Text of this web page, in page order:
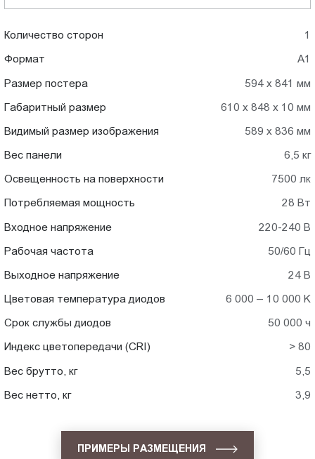
Количество сторон 1
Формат А1
Размер постера 594 х 841 мм
Габаритный размер 610 х 848 х 10 мм
Видимый размер изображения 589 х 836 мм
Вес панели 6,5 кг
Освещенность на поверхности 7500 лк
Потребляемая мощность 28 Вт
Входное напряжение 220-240 В
Рабочая частота 50/60 Гц
Выходное напряжение 24 В
Цветовая температура диодов 6 000 – 10 000 K
Срок службы диодов 50 000 ч
Индекс цветопередачи (CRI) > 80
Вес брутто, кг 5,5
Вес нетто, кг 3,9
ПРИМЕРЫ РАЗМЕЩЕНИЯ